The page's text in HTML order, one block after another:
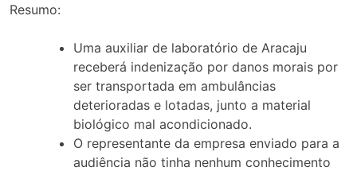
Resumo:
Uma auxiliar de laboratório de Aracaju
receberá indenização por danos morais por
ser transportada em ambulâncias
deterioradas e lotadas, junto a material
biológico mal acondicionado.
O representante da empresa enviado para a
audiência não tinha nenhum conhecimento